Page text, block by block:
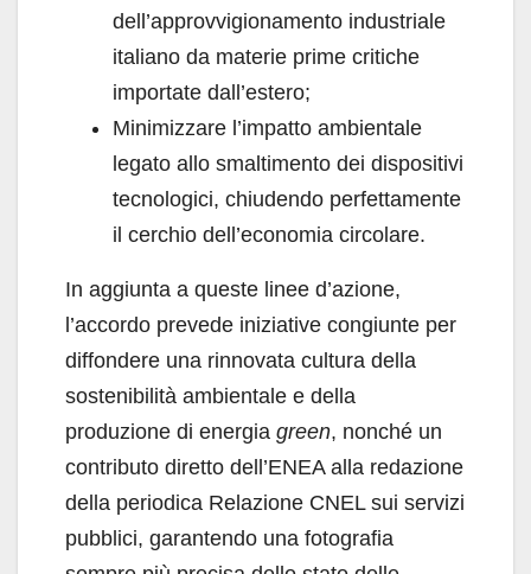
dell’approvvigionamento industriale
italiano da materie prime critiche
importate dall’estero;
Minimizzare l’impatto ambientale
legato allo smaltimento dei dispositivi
tecnologici, chiudendo perfettamente
il cerchio dell’economia circolare.
In aggiunta a queste linee d’azione,
l’accordo prevede iniziative congiunte per
diffondere una rinnovata cultura della
sostenibilità ambientale e della
produzione di energia green, nonché un
contributo diretto dell’ENEA alla redazione
della periodica Relazione CNEL sui servizi
pubblici, garantendo una fotografia